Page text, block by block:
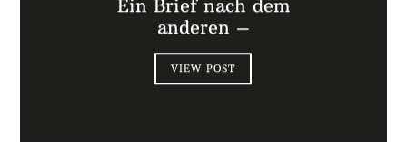
Ein Brief nach dem
anderen –
VIEW POST